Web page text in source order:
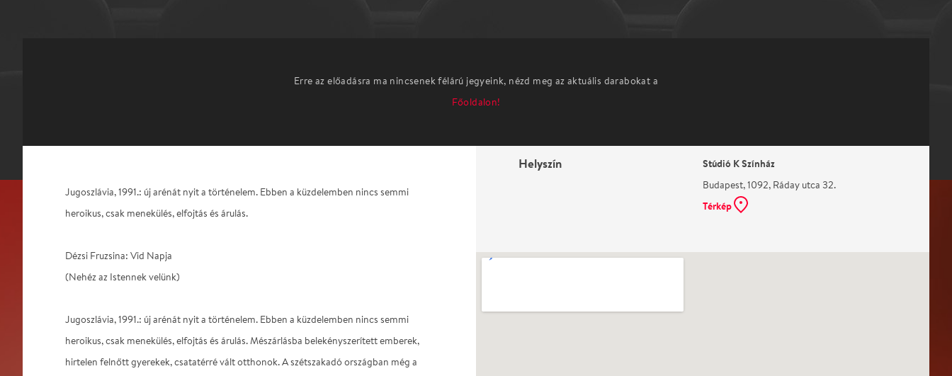
Erre az előadásra ma nincsenek félárú jegyeink, nézd meg az aktuális darabokat a
Főoldalon!
Jugoszlávia, 1991.: új arénát nyit a történelem. Ebben a küzdelemben nincs semmi
heroikus, csak menekülés, elfojtás és árulás.
Dézsi Fruzsina: Vid Napja
(Nehéz az Istennek velünk)
Jugoszlávia, 1991.: új arénát nyit a történelem. Ebben a küzdelemben nincs semmi
heroikus, csak menekülés, elfojtás és árulás. Mészárlásba belekényszerített emberek,
hirtelen felnőtt gyerekek, csatatérré vált otthonok. A szétszakadó országban még a
Helyszín Stúdió K Színház
Budapest, 1092, Ráday utca 32.
Térkép